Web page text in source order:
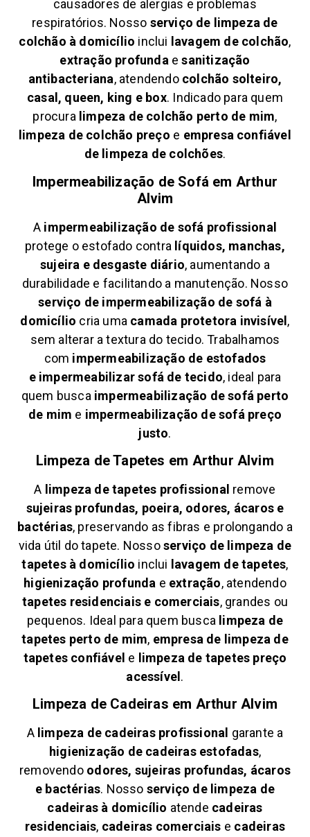
causadores de alergias e problemas
respiratórios. Nosso serviço de limpeza de
colchão à domicílio inclui lavagem de colchão,
extração profunda esanitização
antibacteriana, atendendo colchão solteiro,
casal, queen, king e box. Indicado para quem
procura limpeza de colchão perto de mim,
limpeza de colchão preço e empresa confiável
de limpeza de colchões.
Impermeabilização de Sofá em Arthur
Alvim
A impermeabilização de sofá profissional
protege o estofado contra líquidos, manchas,
sujeira e desgaste diário, aumentando a
durabilidade e facilitando a manutenção. Nosso
serviço de impermeabilização de sofá à
domicílio cria uma camada protetora invisível,
sem alterar a textura do tecido. Trabalhamos
com impermeabilização de estofados
e impermeabilizar sofá de tecido, ideal para
quem busca impermeabilização de sofá perto
de mim e impermeabilização de sofá preço
justo.
Limpeza de Tapetes em Arthur Alvim
A limpeza de tapetes profissional remove
sujeiras profundas, poeira, odores, ácaros e
bactérias, preservando as fibras e prolongando a
vida útil do tapete. Nossoserviço de limpeza de
tapetes à domicílio inclui lavagem de tapetes,
higienização profunda e extração, atendendo
tapetes residenciais e comerciais, grandes ou
pequenos. Ideal para quem busca limpeza de
tapetes perto de mim, empresa de limpeza de
tapetes confiável e limpeza de tapetes preço
acessível .
Limpeza de Cadeiras em Arthur Alvim
A limpeza de cadeiras profissional garante a
higienização de cadeiras estofadas,
removendoodores, sujeiras profundas, ácaros
e bactérias. Nosso serviço de limpeza de
cadeiras à domicílio atende cadeiras
residenciais, cadeiras comerciais e cadeiras